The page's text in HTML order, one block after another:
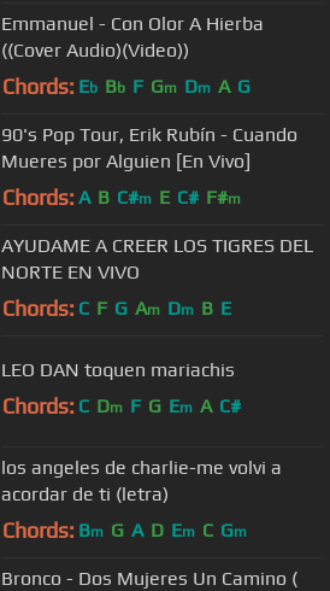
Emmanuel - Con Olor A Hierba
((Cover Audio)(Video))
Chords: Eb Bb F Gm Dm A G
90's Pop Tour, Erik Rubín - Cuando
Mueres por Alguien [En Vivo]
Chords: A B C#m E C# F#m
AYUDAME A CREER LOS TIGRES DEL
NORTE EN VIVO
Chords: C F G Am Dm B E
LEO DAN toquen mariachis
Chords: C Dm F G Em A C#
los angeles de charlie-me volvi a
acordar de ti (letra)
Chords: Bm G A D Em C Gm
Bronco - Dos Mujeres Un Camino (